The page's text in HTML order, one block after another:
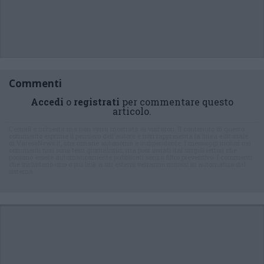
Commenti
Accedi o registrati per commentare questo
articolo.